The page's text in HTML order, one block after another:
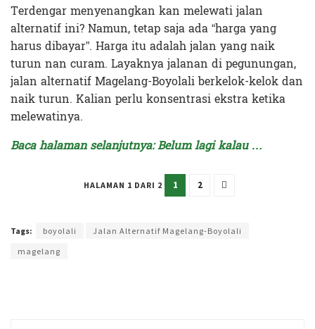
Terdengar menyenangkan kan melewati jalan
alternatif ini? Namun, tetap saja ada “harga yang
harus dibayar”. Harga itu adalah jalan yang naik
turun nan curam. Layaknya jalanan di pegunungan,
jalan alternatif Magelang-Boyolali berkelok-kelok dan
naik turun. Kalian perlu konsentrasi ekstra ketika
melewatinya.
Baca halaman selanjutnya: Belum lagi kalau …
HALAMAN 1 DARI 2 1 2
Tags: boyolali
Jalan Alternatif Magelang-Boyolali
magelang